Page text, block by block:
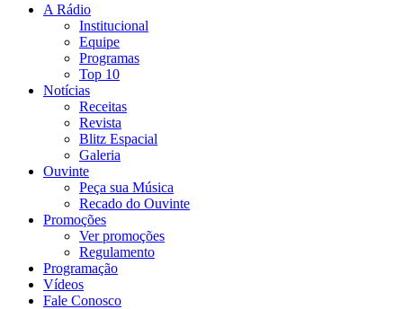
A Rádio
Institucional
Equipe
Programas
Top 10
Notícias
Receitas
Revista
Blitz Espacial
Galeria
Ouvinte
Peça sua Música
Recado do Ouvinte
Promoções
Ver promoções
Regulamento
Programação
Vídeos
Fale Conosco